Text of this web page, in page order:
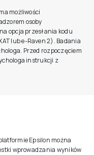
możliwości
osoby
opcja przesłania kodu
lub e-Raven 2). Badania
Przed rozpoczęciem
instrukcji z
Epsilon można
wprowadzania wyników